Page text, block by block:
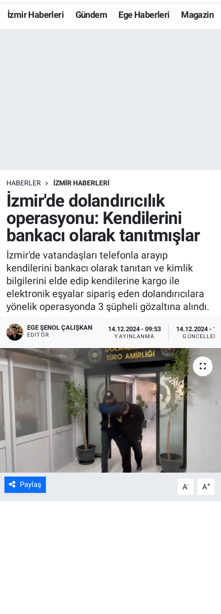
İzmir Haberleri Gündem Ege Haberleri Magazin
HABERLER İZMİR HABERLERİ
İzmir'de dolandırıcılık
operasyonu: Kendilerini
bankacı olarak tanıtmışlar
İzmir'de vatandaşları telefonla arayıp
kendilerini bankacı olarak tanıtan ve kimlik
bilgilerini elde edip kendilerine kargo ile
elektronik eşyalar sipariş eden dolandırıcılara
yönelik operasyonda 3 şüpheli gözaltına alındı.
EGE ŞENOL ÇALIŞKAN
EDITÖR
14.12.2024 - 09:53
YAYINLANMA
14.12.2024 -
Paylaş A- A+
Resmi İlanlar